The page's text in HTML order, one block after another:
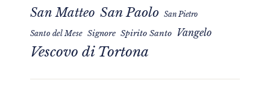
San Matteo San Paolo San Pietro
Santo del Mese Signore Spirito Santo Vangelo
Vescovo di Tortona